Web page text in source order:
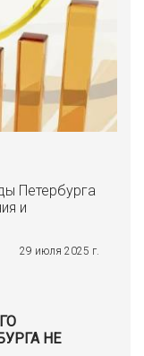
Петербурга
и
29 июля 2025 г.
НЕ